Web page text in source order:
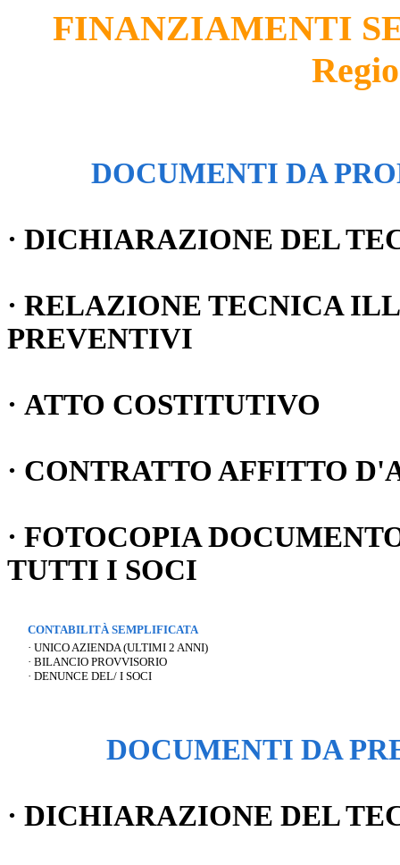
FINANZIAMENTI
DOCUMENTI DA
· DICHIARAZIONE DEL
· RELAZIONE TECNICA
PREVENTIVI
· ATTO COSTITUTIVO
· CONTRATTO AFFITTO
· FOTOCOPIA
TUTTI I SOCI
CONTABILITÀ SEMPLIFICATA
· UNICO AZIENDA (ULTIMI 2 ANNI)
· BILANCIO PROVVISORIO
· DENUNCE DEL/ I SOCI
DOCUMENTI DA
· DICHIARAZIONE DEL